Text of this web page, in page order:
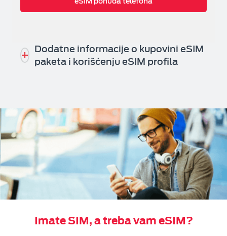
Dodatne informacije o kupovini eSIM
paketa i korišćenju eSIM profila
Imate SIM, a treba vam eSIM?